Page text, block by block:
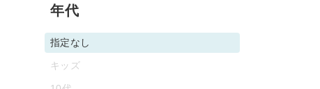
年代
指定なし
キッズ